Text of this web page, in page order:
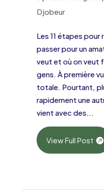
Djobeur
Les 11 étapes pour
passer pour un
veut et où on veut
gens. À première
totale. Pourtant,
rapidement une
vient avec des...
View Full Post